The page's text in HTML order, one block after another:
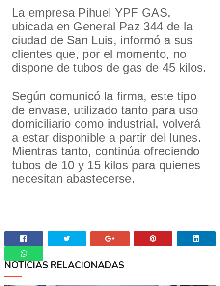
La empresa Pihuel YPF GAS,
ubicada en General Paz 344 de la
ciudad de San Luis, informó a sus
clientes que, por el momento, no
dispone de tubos de gas de 45 kilos.
Según comunicó la firma, este tipo
de envase, utilizado tanto para uso
domiciliario como industrial, volverá
a estar disponible a partir del lunes.
Mientras tanto, continúa ofreciendo
tubos de 10 y 15 kilos para quienes
necesitan abastecerse.
Whatsapp
NOTICIAS RELACIONADAS